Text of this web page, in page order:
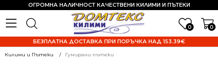
0 0
ОГРОМНА НАЛИЧНОСТ КАЧЕСТВЕНИ КИЛИМИ И ПЪТЕКИ
БЕЗПЛАТНА ДОСТАВКА ПРИ ПОРЪЧКА НАД 153.39€
Килими и Пътеки Гумирани пътеки